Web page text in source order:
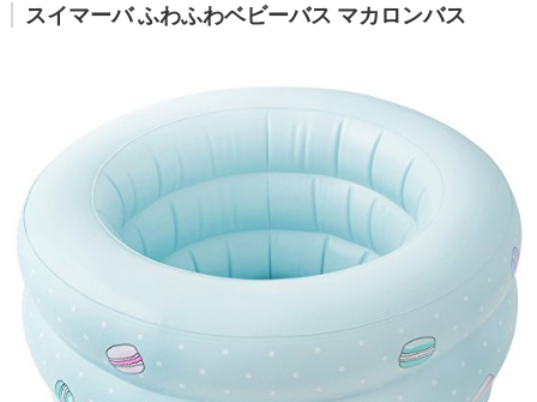
スイマーバ ふわふわベビーバス マカロンバス